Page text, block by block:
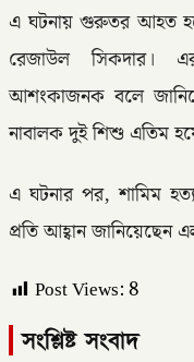
এ ঘটনায় গুরুতর আহত
রেজাউল সিকদার।
আশংকাজনক বলে
নাবালক দুই শিশু এতিম
এ ঘটনার পর, শামিম
প্রতি আহ্বান জানিয়েছেন
Post Views:8
সংশ্লিষ্ট সংবাদ